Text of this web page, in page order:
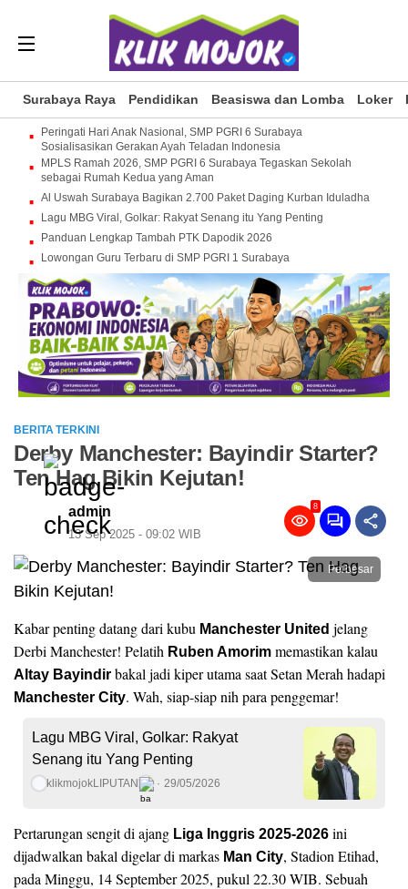
Surabaya Raya Pendidikan Beasiswa dan Lomba Loker
Peringati Hari Anak Nasional, SMP PGRI 6 Surabaya
Sosialisasikan Gerakan Ayah Teladan Indonesia
MPLS Ramah 2026, SMP PGRI 6 Surabaya Tegaskan Sekolah
sebagai Rumah Kedua yang Aman
Al Uswah Surabaya Bagikan 2.700 Paket Daging Kurban Iduladha
Lagu MBG Viral, Golkar: Rakyat Senang itu Yang Penting
Panduan Lengkap Tambah PTK Dapodik 2026
Lowongan Guru Terbaru di SMP PGRI 1 Surabaya
BERITA TERKINI
Derby Manchester: Bayindir Starter?
Ten Hag Bikin Kejutan!
admin
13 Sep 2025 - 09:02 WIB
8
Perbesar
Kabar penting datang dari kubu Manchester United jelang
Derbi Manchester! Pelatih Ruben Amorim memastikan kalau
Altay Bayindir bakal jadi kiper utama saat Setan Merah hadapi
Manchester City. Wah, siap-siap nih para penggemar!
Lagu MBG Viral, Golkar: Rakyat
Senang itu Yang Penting
klikmojokLIPUTAN 29/05/2026
Pertarungan sengit di ajang Liga Inggris 2025-2026 ini
dijadwalkan bakal digelar di markas Man City, Stadion Etihad,
pada Minggu, 14 September 2025, pukul 22.30 WIB. Sebuah